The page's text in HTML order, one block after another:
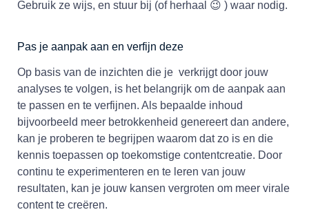
Gebruik ze wijs, en stuur bij (of herhaal 😉 ) waar nodig.
Pas je aanpak aan en verfijn deze
Op basis van de inzichten die je verkrijgt door jouw
analyses te volgen, is het belangrijk om de aanpak aan
te passen en te verfijnen. Als bepaalde inhoud
bijvoorbeeld meer betrokkenheid genereert dan andere,
kan je proberen te begrijpen waarom dat zo is en die
kennis toepassen op toekomstige contentcreatie. Door
continu te experimenteren en te leren van jouw
resultaten, kan je jouw kansen vergroten om meer virale
content te creëren.